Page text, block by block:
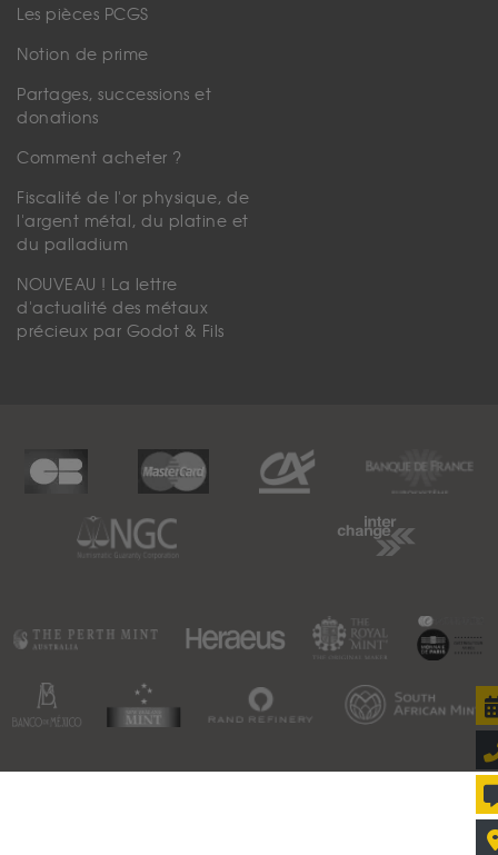
Les pièces PCGS
Notion de prime
Partages, successions et
donations
Comment acheter ?
Fiscalité de l'or physique, de
l'argent métal, du platine et
du palladium
NOUVEAU ! La lettre
d'actualité des métaux
précieux par Godot & Fils